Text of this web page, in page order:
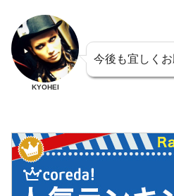
KYOHEI
今後も宜しくお